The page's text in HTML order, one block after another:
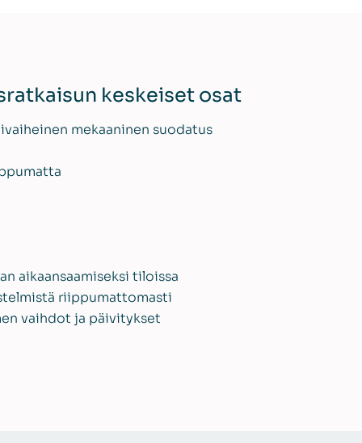
keskeiset osat
mekaaninen suodatus
aikaansaamiseksi tiloissa
riippumattomasti
vaihdot ja päivitykset